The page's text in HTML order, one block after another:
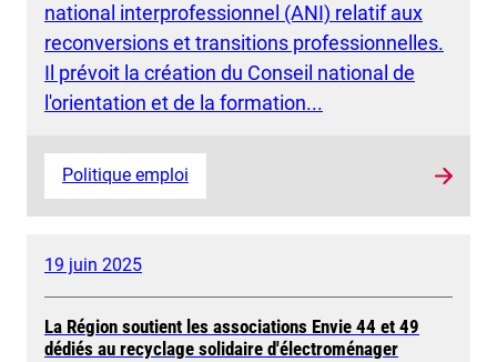
national interprofessionnel (ANI) relatif aux
reconversions et transitions professionnelles.
Il prévoit la création du Conseil national de
l'orientation et de la formation...
Politique emploi
19 juin 2025
La Région soutient les associations Envie 44 et 49
dédiés au recyclage solidaire d'électroménager